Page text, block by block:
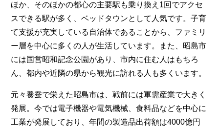
ほか、そのほかの都心の主要駅も乗り換え1回でアクセ
スできる駅が多く、ベッドタウンとして人気です。子育
て支援が充実している自治体であることから、ファミリ
ー層を中心に多くの人が生活しています。また、昭島市
には国営昭和記念公園があり、市内に住む人はもちろ
ん、都内や近隣の県から観光に訪れる人も多くいます。
元々養蚕で栄えた昭島市は、戦前には軍需産業で大きく
発展。今では電子機器や電気機械、食料品などを中心に
工業が発展しており、年間の製造品出荷額は4000億円